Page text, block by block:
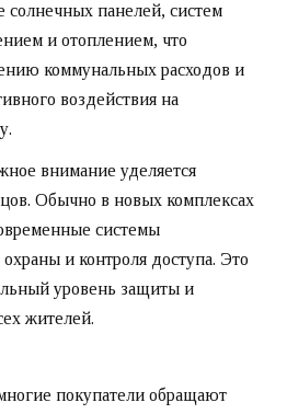
солнечных панелей, систем
и отоплением, что
коммунальных расходов и
воздействия на
внимание уделяется
Обычно в новых комплексах
системы
и контроля доступа. Это
уровень защиты и
жителей.
покупатели обращают